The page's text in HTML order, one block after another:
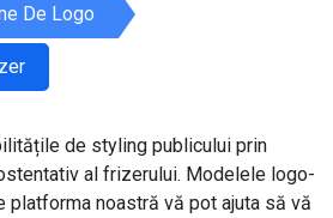
De Logo
de styling publicului prin
al frizerului. Modelele logo-
noastră vă pot ajuta să vă